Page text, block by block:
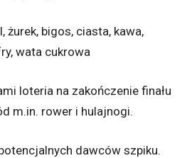
bigos, ciasta, kawa,
wata cukrowa
loteria na zakończenie finału
m.in. rower i hulajnogi.
dawców szpiku.